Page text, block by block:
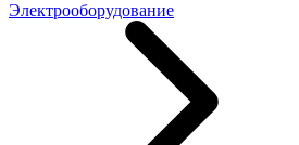
Электрооборудование